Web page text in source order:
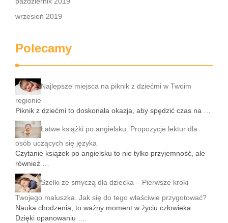
wrzesień 2019
Polecamy
Najlepsze miejsca na piknik z dziećmi w Twoim
regionie
Piknik z dziećmi to doskonała okazja, aby spędzić czas na …
Łatwe książki po angielsku: Propozycje lektur dla
osób uczących się języka
Czytanie książek po angielsku to nie tylko przyjemność, ale
również …
Szelki ze smyczą dla dziecka – Pierwsze kroki
Twojego maluszka. Jak się do tego właściwie przygotować?
Nauka chodzenia, to ważny moment w życiu człowieka.
Dzięki opanowaniu …